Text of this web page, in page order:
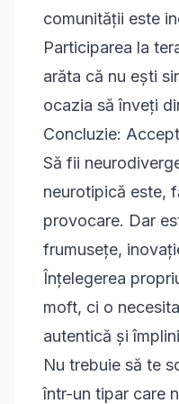
comunității este
Participarea la
arăta că nu ești
ocazia să înveți
Concluzie:
Să fii
neurotipică este,
provocare. Dar
frumusețe,
Înțelegerea
moft, ci o
autentică și
Nu trebuie să te
într-un tipar care